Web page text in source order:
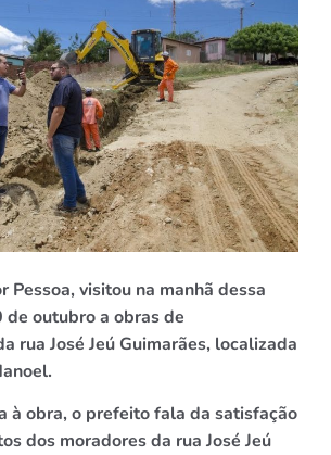
Pessoa, visitou na manhã dessa
outubro a obras de
rua José Jeú Guimarães, localizada
à obra, o prefeito fala da satisfação
dos moradores da rua José Jeú